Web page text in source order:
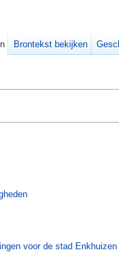
voor de stad Enkhuizen
Brontekst bekijken